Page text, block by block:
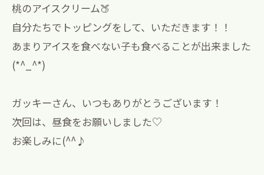
桃のアイスクリーム🍑
自分たちでトッピングをして、いただきます！！
あまりアイスを食べない子も食べることが出来ました
(*^_^*)
ガッキーさん、いつもありがとうございます！
次回は、昼食をお願いしました♡
お楽しみに(^^♪